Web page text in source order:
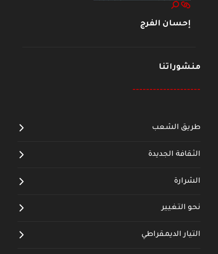
إحسان الفرج
منشوراتنا
--------------------
طريق الشعب
الثقافة الجديدة
الشرارة
نحو التغيير
التيار الديمقراطي